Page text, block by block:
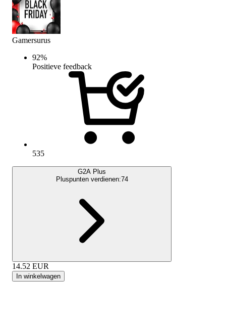
Gamersurus
92%
Positieve feedback
535
G2A Plus
Pluspunten verdienen:74
14.52 EUR
In winkelwagen